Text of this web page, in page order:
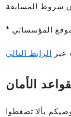
* يتم إيداع قانون المسابقة لدى الموثق أحمد الطايع الطاهري ويمكن الاطلاع عليه على الموقع المؤسساتي
الرابط التالي
الأمان
بألا تضغطوا